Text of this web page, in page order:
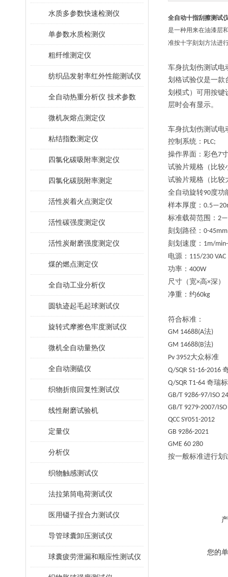
水质多参数快速检测仪
单参数水质检测仪
粗纤维测定仪
纺织品发射率红外性能测试仪
全自动热重分析仪 技术参数
微机灰熔点测定仪
粘结指数测定仪
四氯化碳吸附率测定仪
四氯化碳脱附率测定
活性炭着火点测定仪
活性碳强度测定仪
活性炭耐磨强度测定仪
煤的燃点测定仪
全自动工业分析仪
圆轨迹起毛起球测试仪
旋转式摩擦色牢度测试仪
微机全自动量热仪
全自动测硫仪
织物折痕回复性测试仪
线性耐磨试验机
定量仪
分析仪
织物触感测试仪
法拉第筒电荷测试仪
医用镊子捏合力测试仪
导管球囊卸压测试仪
球囊疲劳泄漏和顺应性测试仪
全自动十指刮擦测试
是一种用来在油漆层
准按十字刻划方法进
车身抗划伤测试电
划格试验仪是一款
划模式）可用按键
层时会有显示。
车身抗划伤测试电
控制系统： PLC;
操作界面：彩色7
试验片规格（比较
试验片规格（比较
全自动旋转90度功
样本厚度：
标准载荷范围：
刻划路径： 0-45mm
刻划速度： 1m/min
电源： 115/230 VAC
功率： 400W
尺寸（宽×高×深）
净重：约60kg
符合标准：
GM 14688(A法)
GM 14688(B法)
Pv 3952大众标准
Q/SQR S1-16-2016
Q/SQR T1-64 奇瑞
GB/T 9286-97/ISO
GB/T 9279-2007/
QCC SY051-2012
GB 9286-2021
GME 60 280
按一般标准进行划
您的